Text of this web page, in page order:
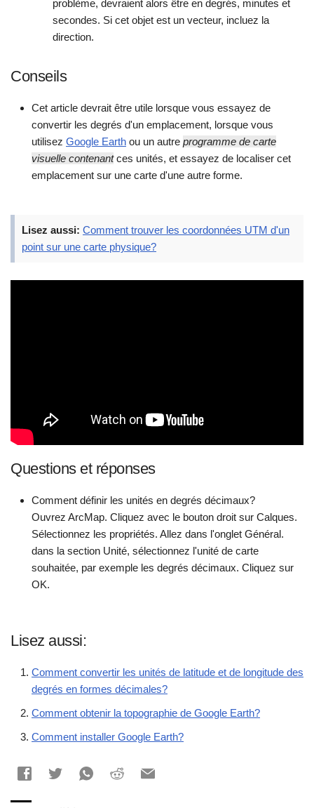
problème, devraient alors être en degrés, minutes et
secondes. Si cet objet est un vecteur, incluez la
direction.
Conseils
Cet article devrait être utile lorsque vous essayez de
convertir les degrés d'un emplacement, lorsque vous
utilisez Google Earth ou un autre programme de carte
visuelle contenantces unités, et essayez de localiser cet
emplacement sur une carte d'une autre forme.
Lisez aussi: Comment trouver les coordonnées UTM d'un
point sur une carte physique?
Questions et réponses
Comment définir les unités en degrés décimaux?
Ouvrez ArcMap. Cliquez avec le bouton droit sur Calques.
Sélectionnez les propriétés. Allez dans l'onglet Général.
dans la section Unité, sélectionnez l'unité de carte
souhaitée, par exemple les degrés décimaux. Cliquez sur
OK.
Lisez aussi:
Comment convertir les unités de latitude et de longitude des
degrés en formes décimales?
Comment obtenir la topographie de Google Earth?
Comment installer Google Earth?